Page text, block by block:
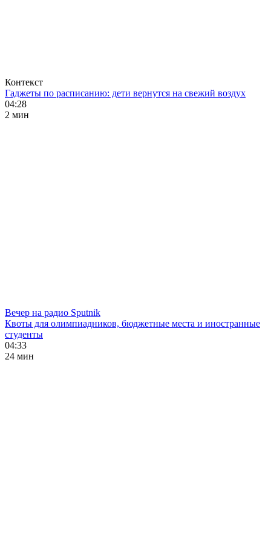
Контекст
Гаджеты по расписанию: дети вернутся на свежий воздух
04:28
2 мин
Вечер на радио Sputnik
Квоты для олимпиадников, бюджетные места и иностранные
студенты
04:33
24 мин